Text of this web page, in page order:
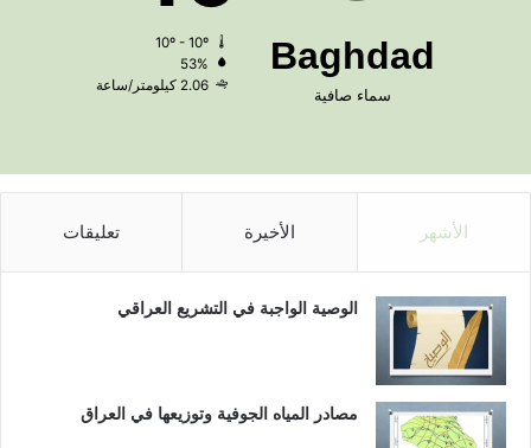
Baghdad
سماء صافية
53%
2.06 كيلومتر/ساعة
الأشهر الأخيرة تعليقات
الوصية الواجبة في التشريع العراقي
مصادر المياه الجوفية وتوزيعها في العراق